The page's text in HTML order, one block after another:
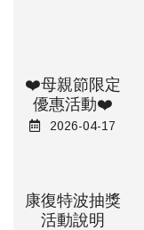
❤️母親節限定
優惠活動❤️
2026-04-17
康復特波抽獎
活動說明